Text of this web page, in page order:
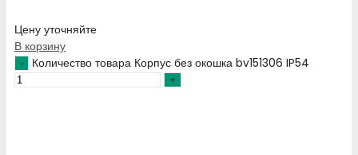
Цену уточняйте
В корзину
Количество товара Корпус без окошка bv151306 IP54